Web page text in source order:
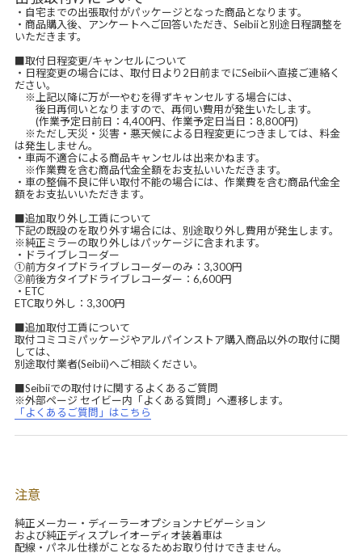
・自宅までの出張取付がパッケージとなった商品となります。
・商品購入後、アンケートへご回答いただき、Seibiiと別途日程調整を
いただきます。
■取付日程変更/キャンセルについて
・日程変更の場合には、取付日より2日前までにSeibiiへ直接ご連絡く
ださい。
※上記以降に万が一やむを得ずキャンセルする場合には、
後日再伺いとなりますので、再伺い費用が発生いたします。
(作業予定日前日：4,400円、作業予定日当日：8,800円)
※ただし天災・災害・悪天候による日程変更につきましては、料金
は発生しません。
・車両不適合による商品キャンセルは出来かねます。
※作業費を含む商品代金全額をお支払いいただきます。
・車の整備不良に伴い取付不能の場合には、作業費を含む商品代金全
額をお支払いいただきます。
■追加取り外し工賃について
下記の既設のを取り外す場合には、別途取り外し費用が発生します。
※純正ミラーの取り外しはパッケージに含まれます。
・ドライブレコーダー
①前方タイプドライブレコーダーのみ：3,300円
②前後方タイプドライブレコーダー：6,600円
・ETC
ETC取り外し：3,300円
■追加取付工賃について
取付コミコミパッケージやアルパインストア購入商品以外の取付に関
しては、
別途取付業者(Seibii)へご相談ください。
■Seibiiでの取付けに関するよくあるご質問
※外部ページ セイビー内「よくある質問」へ遷移します。
「よくあるご質問」はこちら
注意
純正メーカー・ディーラーオプションナビゲーション
および純正ディスプレイオーディオ装着車は
配線・パネル仕様がことなるためお取り付けできません。